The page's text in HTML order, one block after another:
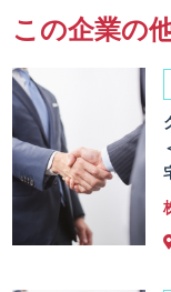
この企業の